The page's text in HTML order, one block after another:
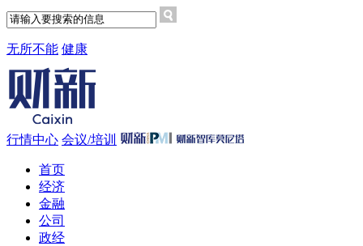
无所不能 健康
行情中心 会议/培训
首页
经济
金融
公司
政经